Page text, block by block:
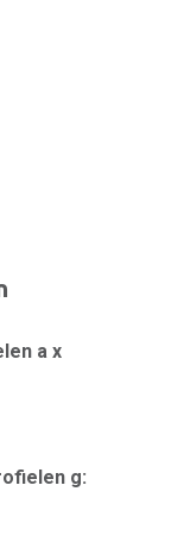
a x
g: